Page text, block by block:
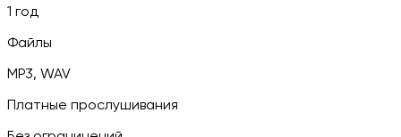
1 год
Файлы
MP3, WAV
Платные прослушивания